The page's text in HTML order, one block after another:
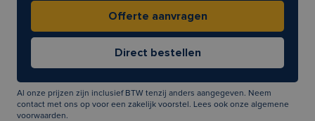
Al onze prijzen zijn inclusief BTW tenzij anders aangegeven. Neem
contact met ons op voor een zakelijk voorstel. Lees ook onze algemene
voorwaarden.